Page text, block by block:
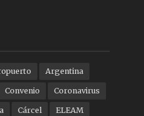
Argentina
Convenio Coronavirus
Cárcel ELEAM